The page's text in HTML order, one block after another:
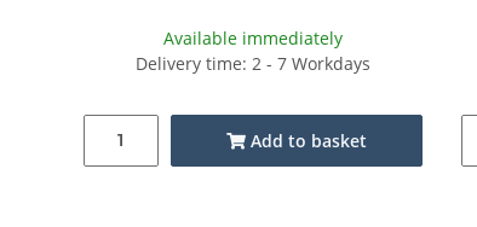
Available immediately
Delivery time: 2 - 7 Workdays
Add to basket